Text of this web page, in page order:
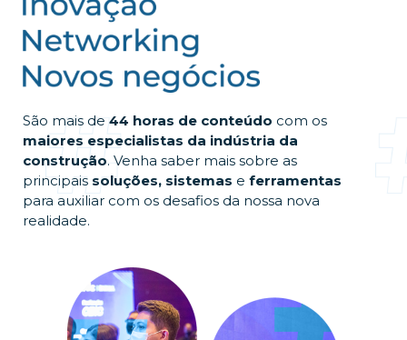
São mais de 44 horas de conteúdo com os
maiores especialistas da indústria da
construção. Venha saber mais sobre as
principais soluções, sistemas e ferramentas
para auxiliar com os desafios da nossa nova
realidade.